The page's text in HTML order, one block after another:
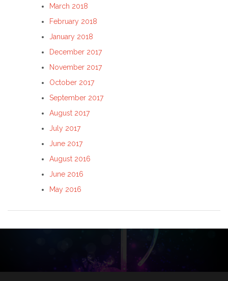
March 2018
February 2018
January 2018
December 2017
November 2017
October 2017
September 2017
August 2017
July 2017
June 2017
August 2016
June 2016
May 2016